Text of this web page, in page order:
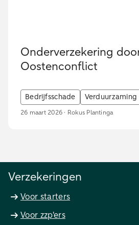
Onderverzekering
Oostenconflict
Bedrijfsschade Verduurzaming
26 maart 2026 · Rokus Plantinga
Verzekeringen
Voor starters
Voor zzp'ers